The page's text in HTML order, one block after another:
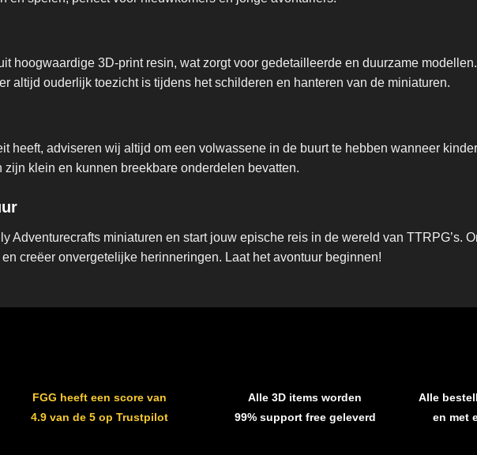
hoogwaardige 3D-print resin, wat zorgt voor gedetailleerde en duurzame
altijd ouderlijk toezicht is tijdens het schilderen en hanteren van de miniaturen.
heeft, adviseren wij altijd om een volwassene in de buurt te hebben wanneer
klein en kunnen breekbare onderdelen bevatten.
Adventurecrafts miniaturen en start jouw epische reis in de wereld van TTRPG’s.
creëer onvergetelijke herinneringen. Laat het avontuur beginnen!
FGG heeft een score van
4.9 van de 5 op Trustpilot
Alle 3D items worden
99% support free geleverd
Alle
en met